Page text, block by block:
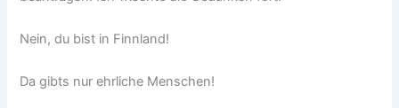
Nein, du bist in Finnland!
Da gibts nur ehrliche Menschen!